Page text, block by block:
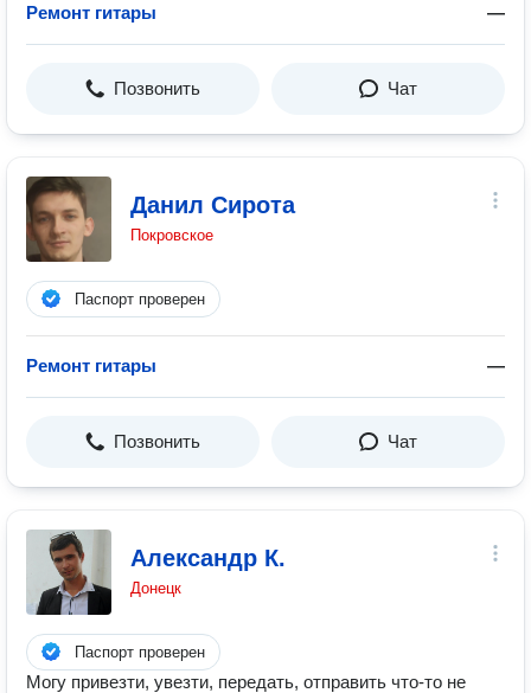
Ремонт гитары —
Позвонить Чат
Данил Сирота
Покровское
Паспорт проверен
Ремонт гитары —
Позвонить Чат
Александр К.
Донецк
Паспорт проверен
Могу привезти, увезти, передать, отправить что-то не